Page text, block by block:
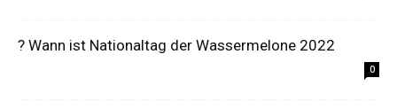
? Wann ist Nationaltag der Wassermelone 2022
0